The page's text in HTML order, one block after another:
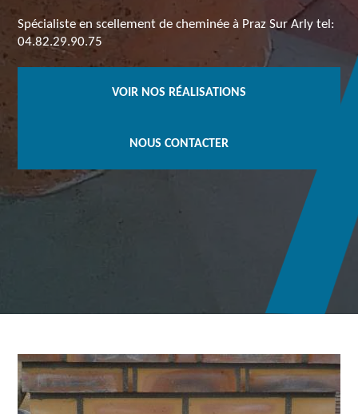
Spécialiste en scellement de cheminée à Praz Sur Arly tel:
04.82.29.90.75
VOIR NOS RÉALISATIONS
NOUS CONTACTER